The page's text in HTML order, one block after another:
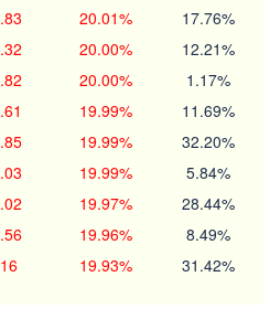
20.01% 17.76%
20.00% 12.21%
20.00% 1.17%
19.99% 11.69%
19.99% 32.20%
19.99% 5.84%
19.97% 28.44%
19.96% 8.49%
19.93% 31.42%